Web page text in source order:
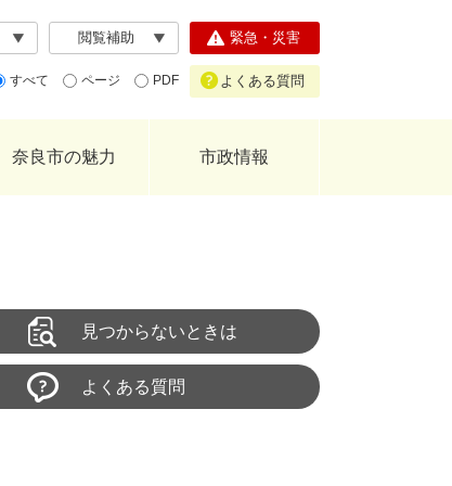
閲覧補助
すべて ページ PDF
緊急・災害
よくある質問
奈良市の魅力 市政情報
見つからないときは
よくある質問